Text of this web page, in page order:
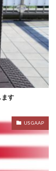
ます
US GAAP